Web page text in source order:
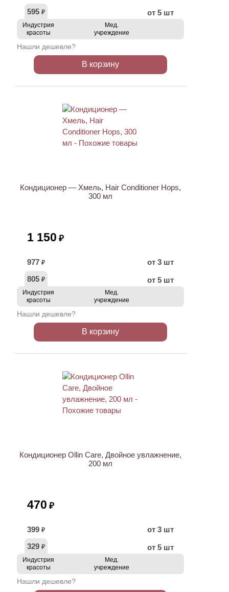
595 ₽ от 5 шт
Индустрия
красоты
Мед.
учреждение
Нашли дешевле?
В корзину
Кондиционер — Хмель, Hair Conditioner Hops,
300 мл
1 150 ₽
977 ₽
от 3 шт
805 ₽ от 5 шт
Индустрия
красоты
Мед.
учреждение
Нашли дешевле?
В корзину
Кондиционер Ollin Care, Двойное увлажнение,
200 мл
470 ₽
399 ₽
от 3 шт
329 ₽ от 5 шт
Индустрия
красоты
Мед.
учреждение
Нашли дешевле?